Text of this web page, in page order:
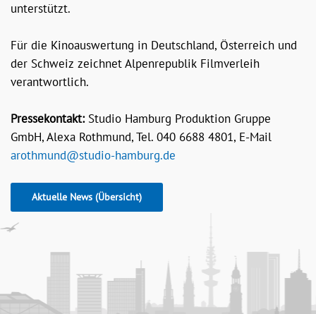
unterstützt.
Für die Kinoauswertung in Deutschland, Österreich und
der Schweiz zeichnet Alpenrepublik Filmverleih
verantwortlich.
Pressekontakt:Studio Hamburg Produktion Gruppe
GmbH, Alexa Rothmund, Tel. 040 6688 4801, E-Mail
arothmund@studio-hamburg.de
Aktuelle News (Übersicht)